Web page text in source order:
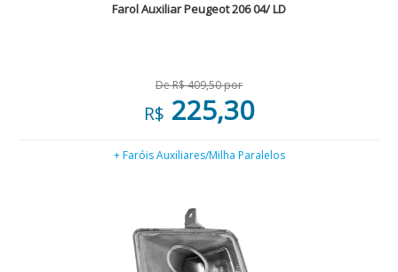
Farol Auxiliar Peugeot 206 04/ LD
De R$ 409,50 por
R$ 225,30
+ Faróis Auxiliares/Milha Paralelos